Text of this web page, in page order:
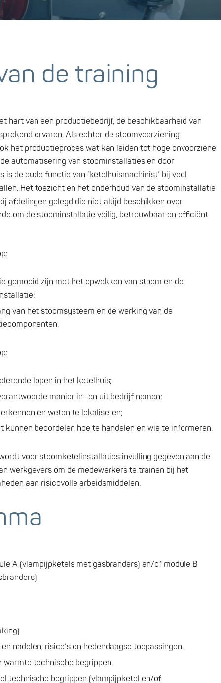
de training
hart van een productiebedrijf, de beschikbaarheid van
ervaren. Als echter de stoomvoorziening
het productieproces wat kan leiden tot hoge onvoorziene
automatisering van stoominstallaties en door
is de oude functie van ‘ketelhuismachinist’ bij veel
Het toezicht en het onderhoud van de stoominstallatie
afdelingen gelegd die niet altijd beschikken over
om de stoominstallatie veilig, betrouwbaar en efficiënt
gemoeid zijn met het opwekken van stoom en de
van het stoomsysteem en de werking van de
lopen in het ketelhuis;
manier in- en uit bedrijf nemen;
en weten te lokaliseren;
kunnen beoordelen hoe te handelen en wie te informeren.
voor stoomketelinstallaties invulling gegeven aan de
werkgevers om de medewerkers te trainen bij het
aan risicovolle arbeidsmiddelen.
A (vlampijpketels met gasbranders) en/of module B
nadelen, risico’s en hedendaagse toepassingen.
warmte technische begrippen.
technische begrippen (vlampijpketel en/of